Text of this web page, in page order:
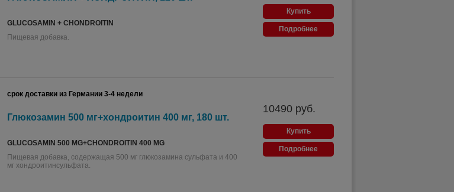
GLUCOSAMIN + CHONDROITIN
Пищевая добавка.
Купить
Подробнее
срок доставки из Германии 3-4 недели
Глюкозамин 500 мг+хондроитин 400 мг, 180 шт.
GLUCOSAMIN 500 MG+CHONDROITIN 400 MG
Пищевая добавка, содержащая 500 мг глюкозамина сульфата и 400
мг хондроитинсульфата.
10490 руб.
Купить
Подробнее